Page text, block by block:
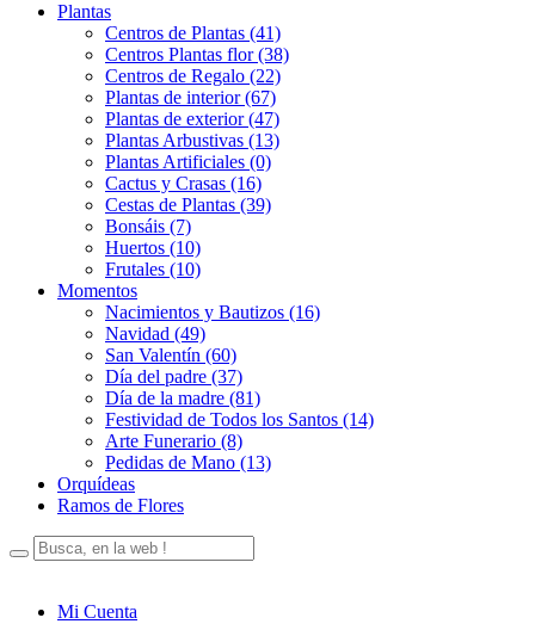
Plantas
Centros de Plantas (41)
Centros Plantas flor (38)
Centros de Regalo (22)
Plantas de interior (67)
Plantas de exterior (47)
Plantas Arbustivas (13)
Plantas Artificiales (0)
Cactus y Crasas (16)
Cestas de Plantas (39)
Bonsáis (7)
Huertos (10)
Frutales (10)
Momentos
Nacimientos y Bautizos (16)
Navidad (49)
San Valentín (60)
Día del padre (37)
Día de la madre (81)
Festividad de Todos los Santos (14)
Arte Funerario (8)
Pedidas de Mano (13)
Orquídeas
Ramos de Flores
Mi Cuenta